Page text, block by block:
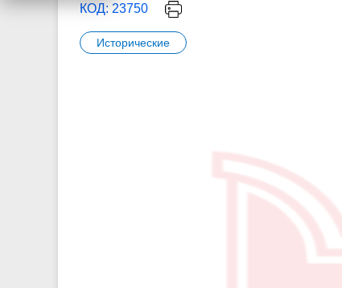
КОД: 23750
Исторические